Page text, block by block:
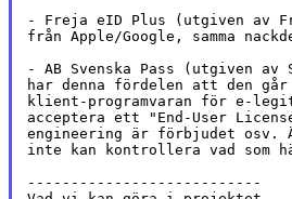
- Freja eID Plus (utgiven av
från Apple/Google, samma
- AB Svenska Pass (utgiven
har denna fördelen att den
klient-programvaran för e-
acceptera ett "End-User
engineering är förbjudet osv.
inte kan kontrollera vad som
---------------------------